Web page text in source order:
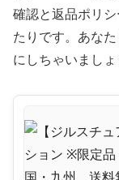
確認と返品ポリ
たりです。あな
にしちゃいましょ